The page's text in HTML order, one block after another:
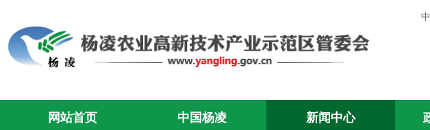
网站首页 中国杨凌 新闻中心